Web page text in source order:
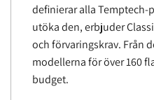
definierar alla Temptech-
utöka den, erbjuder
och förvaringskrav. Från
modellerna för över 160
budget.